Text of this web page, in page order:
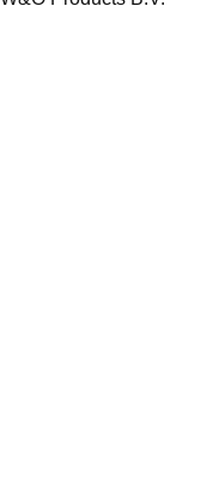
benutze die